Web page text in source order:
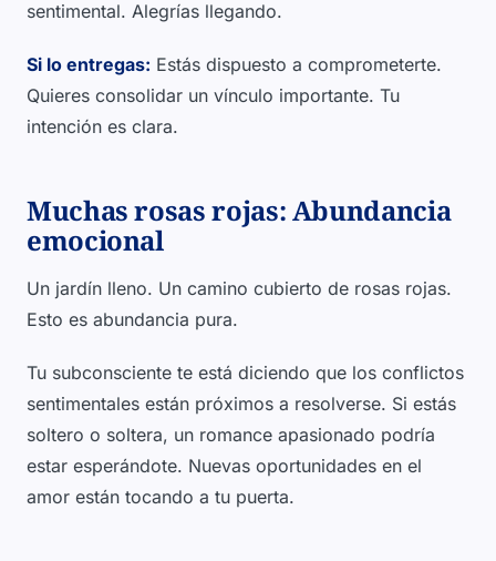
sentimental. Alegrías llegando.
Si lo entregas: Estás dispuesto a comprometerte.
Quieres consolidar un vínculo importante. Tu
intención es clara.
Muchas rosas rojas: Abundancia
emocional
Un jardín lleno. Un camino cubierto de rosas rojas.
Esto es abundancia pura.
Tu subconsciente te está diciendo que los conflictos
sentimentales están próximos a resolverse. Si estás
soltero o soltera, un romance apasionado podría
estar esperándote. Nuevas oportunidades en el
amor están tocando a tu puerta.